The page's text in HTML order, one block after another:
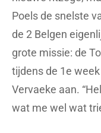
Poels de snelste
de 2 Belgen
grote missie: de
tijdens de 1e
Vervaeke aan.
wat me wel wat